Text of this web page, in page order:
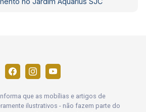
que as mobílias e artigos de
ilustrativos - não fazem parte do